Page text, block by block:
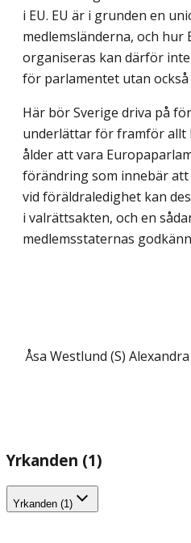
i EU. EU är i grunden en
medlemsländerna, och
organiseras kan därför
för parlamentet utan också
Här bör Sverige driva på
underlättar för framför allt
ålder att vara
förändring som innebär
vid föräldraledighet kan
i valrättsakten, och en
medlemsstaternas
Åsa Westlund (S)
Yrkanden (1)
Yrkanden (1)